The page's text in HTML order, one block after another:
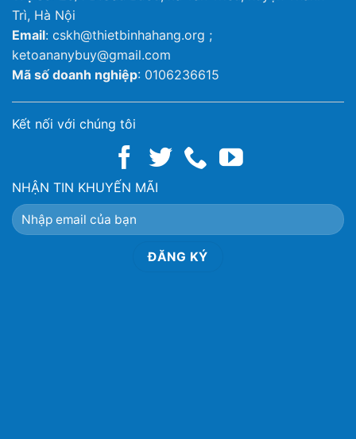
Trì, Hà Nội
Email: cskh@thietbinhahang.org ;
ketoananybuy@gmail.com
Mã số doanh nghiệp: 0106236615
Kết nối với chúng tôi
NHẬN TIN KHUYẾN MÃI